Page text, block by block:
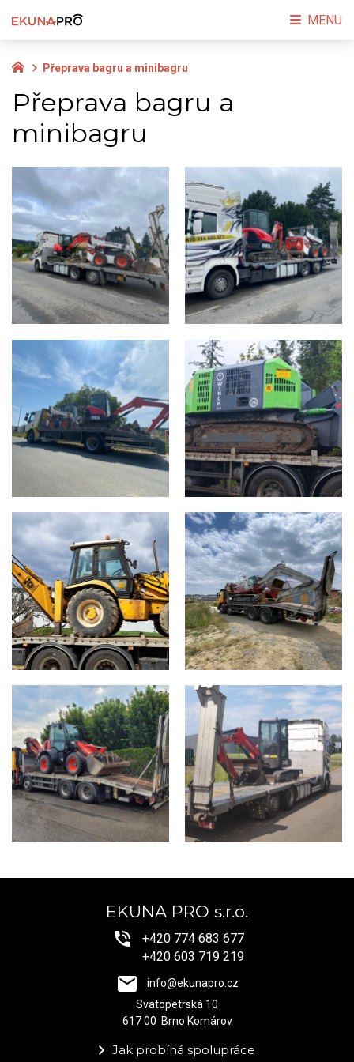
Přeprava bagru a minibagru
Přeprava bagru a
minibagru
EKUNA PRO s.r.o.
+420 774 683 677
+420 603 719 219
info@ekunapro.cz
Svatopetrská 10
617 00 Brno Komárov
Jak probíhá spolupráce
MENU